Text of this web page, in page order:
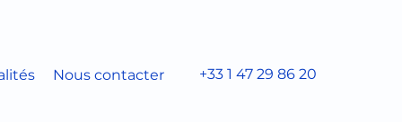
+33 1 47 29 86 20
Nous contacter